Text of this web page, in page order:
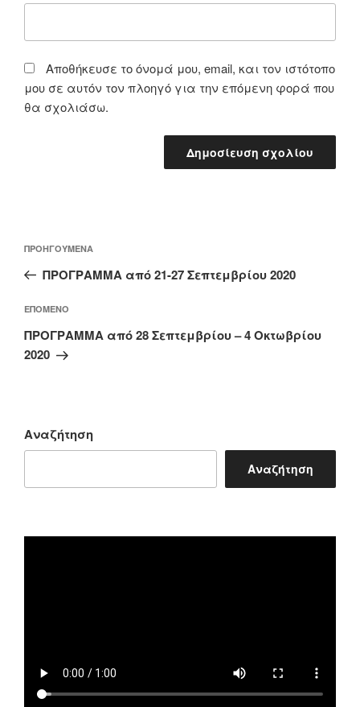
Αποθήκευσε το όνομά μου, email, και τον ιστότοπο
μου σε αυτόν τον πλοηγό για την επόμενη φορά που
θα σχολιάσω.
άρθρων
Προηγούμενο
άρθρο
ΠΡΟΗΓΟΎΜΕΝΑ
ΠΡΟΓΡΑΜΜΑ από 21-27 Σεπτεμβρίου 2020
Επόμενο
άρθρο
ΕΠΌΜΕΝΟ
ΠΡΟΓΡΑΜΜΑ από 28 Σεπτεμβρίου – 4 Οκτωβρίου
2020
Αναζήτηση
Αναζήτηση